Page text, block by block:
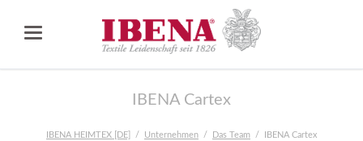
IBENA Cartex
IBENA HEIMTEX [DE] Unternehmen Das Team IBENA Cartex